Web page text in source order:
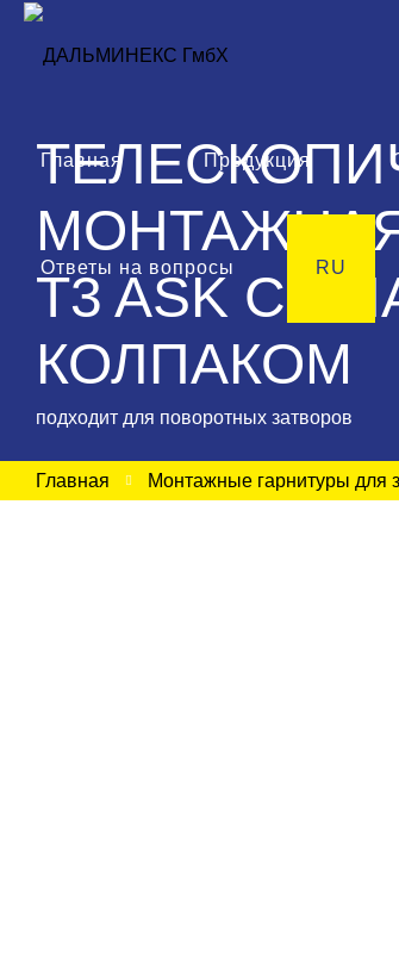
Главная Продукция
Ответы на вопросы RU
T3 ASK С
КОЛПАКОМ
подходит для поворотных затворов
Главная Монтажные гарнитуры для